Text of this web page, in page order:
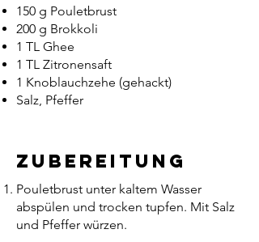
150 g Pouletbrust
200 g Brokkoli
1 TL Ghee
1 TL Zitronensaft
1 Knoblauchzehe (gehackt)
Salz, Pfeffer
Zubereitung
Pouletbrust unter kaltem Wasser
abspülen und trocken tupfen. Mit Salz
und Pfeffer würzen.